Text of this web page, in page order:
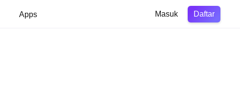
Apps Masuk Daftar